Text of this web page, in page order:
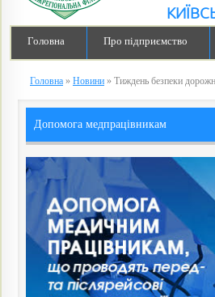
Головна Про підприємство
Головна » Новини » Тиждень безпеки
Допомога медпрацівникам